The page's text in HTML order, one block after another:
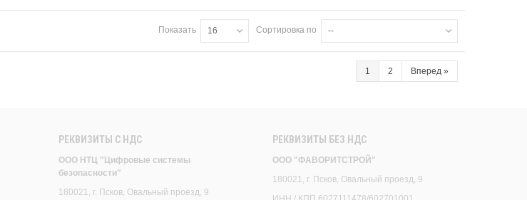
Сортировка по --
Показать 16
1 2 Вперед »
РЕКВИЗИТЫ C НДС
ООО НТЦ "Цифровые системы
безопасности"
180021, г. Псков, Овальный проезд, 9
РЕКВИЗИТЫ БЕЗ НДС
ООО "ФАВОРИТСТРОЙ"
180021, г. Псков, Овальный проезд, 9